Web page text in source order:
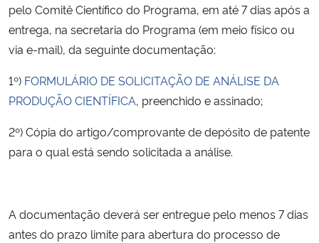
pelo Comitê Científico do Programa, em até 7 dias após a
entrega, na secretaria do Programa (em meio físico ou
via e-mail), da seguinte documentação:
1º) FORMULÁRIO DE SOLICITAÇÃO DE ANÁLISE DA
PRODUÇÃO CIENTÍFICA, preenchido e assinado;
2º) Cópia do artigo/comprovante de depósito de patente
para o qual está sendo solicitada a análise.
A documentação deverá ser entregue pelo menos 7 dias
antes do prazo limite para abertura do processo de